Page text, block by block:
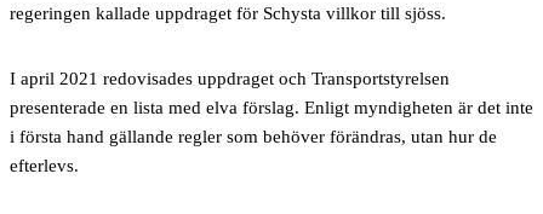
regeringen kallade uppdraget för Schysta villkor till sjöss.
I april 2021 redovisades uppdraget och Transportstyrelsen
presenterade en lista med elva förslag. Enligt myndigheten är det inte
i första hand gällande regler som behöver förändras, utan hur de
efterlevs.